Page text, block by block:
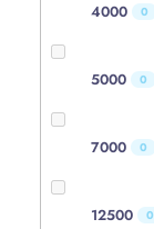
4000 0
5000 0
7000 0
12500 0